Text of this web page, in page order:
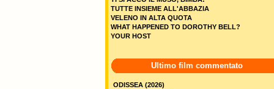
TUTTE INSIEME ALL'ABBAZIA
VELENO IN ALTA QUOTA
WHAT HAPPENED TO DOROTHY BELL?
YOUR HOST
Ultimo film commentato
ODISSEA (2026)